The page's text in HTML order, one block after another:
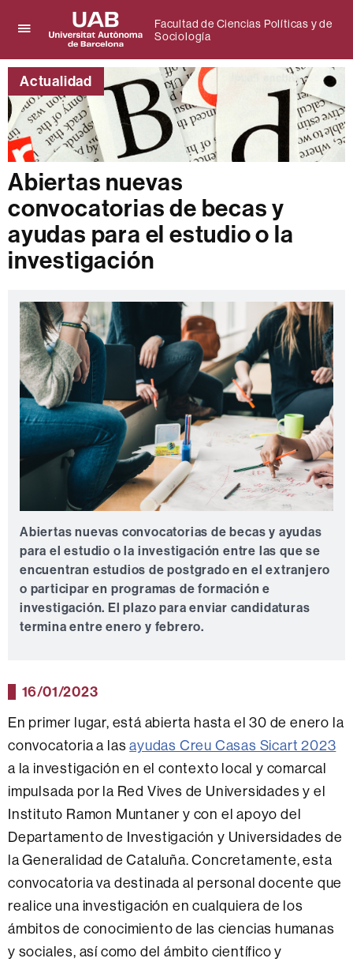
aquí
para
desplegar
el
menú
de
Facultad
de
Ciencias
Políticas
y
Sociología
Universitat
Autònoma
de
Barcelona
Facultad de Ciencias Políticas y de
Sociología
Actualidad
Abiertas nuevas
convocatorias de becas y
ayudas para el estudio o la
investigación
Abiertas nuevas convocatorias de becas y ayudas
para el estudio o la investigación entre las que se
encuentran estudios de postgrado en el extranjero
o participar en programas de formación e
investigación. El plazo para enviar candidaturas
termina entre enero y febrero.
16/01/2023
En primer lugar, está abierta hasta el 30 de enero la
convocatoria a lasayudas Creu Casas Sicart 2023
a la investigación en el contexto local y comarcal
impulsada por la Red Vives de Universidades y el
Instituto Ramon Muntaner y con el apoyo del
Departamento de Investigación y Universidades de
la Generalidad de Cataluña. Concretamente, esta
convocatoria va destinada al personal docente que
realice una investigación en cualquiera de los
ámbitos de conocimiento de las ciencias humanas
y sociales, así como del ámbito científico y